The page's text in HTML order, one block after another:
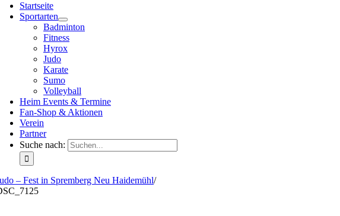
Startseite
Sportarten
Badminton
Fitness
Hyrox
Judo
Karate
Sumo
Volleyball
Heim Events & Termine
Fan-Shop & Aktionen
Verein
Partner
Suche nach:
– Fest in Spremberg Neu Haidemühl/